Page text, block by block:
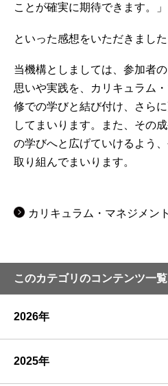
ことが確実に期待できます。」
といった感想をいただきました
当機構としましては、参加者
思いや実践を、カリキュラム
修での学びと結び付け、さら
してまいります。また、その
の学びへと広げていけるよう
取り組んでまいります。
カリキュラム・マネジメン
このカテゴリのコンテンツ一覧
2026年
2025年